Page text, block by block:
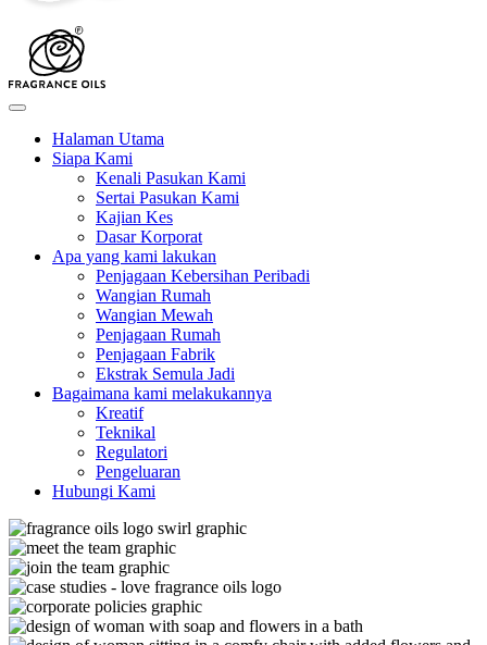
Halaman Utama
Siapa Kami
Kenali Pasukan Kami
Sertai Pasukan Kami
Kajian Kes
Dasar Korporat
Apa yang kami lakukan
Penjagaan Kebersihan Peribadi
Wangian Rumah
Wangian Mewah
Penjagaan Rumah
Penjagaan Fabrik
Ekstrak Semula Jadi
Bagaimana kami melakukannya
Kreatif
Teknikal
Regulatori
Pengeluaran
Hubungi Kami